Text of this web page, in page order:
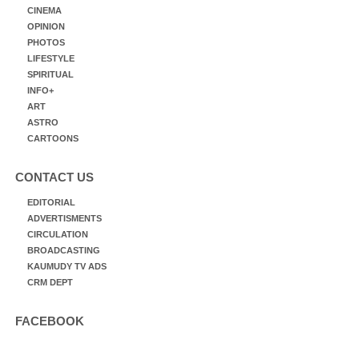
CINEMA
OPINION
PHOTOS
LIFESTYLE
SPIRITUAL
INFO+
ART
ASTRO
CARTOONS
CONTACT US
EDITORIAL
ADVERTISMENTS
CIRCULATION
BROADCASTING
KAUMUDY TV ADS
CRM DEPT
FACEBOOK